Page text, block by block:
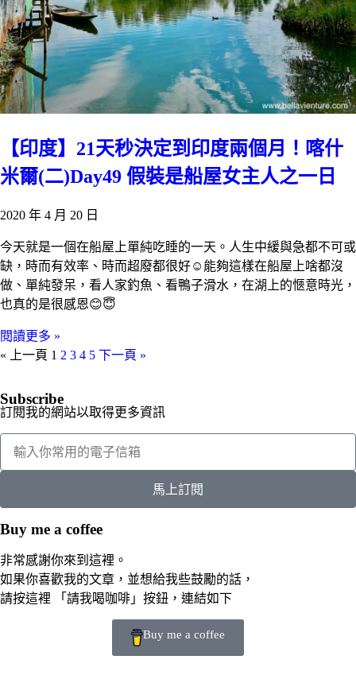
【印度】21天秒決定到印度兩個月！喀什
米爾(二)Day49 假裝是船屋女主人之一日
2020 年 4 月 20 日
今天就是一個在船屋上單純吃睡的一天。人生中緩與急都不可或
缺，時而有效率、時而超廢都很好☺️能夠這樣在船屋上啥都沒
做、單純發呆，看人家釣魚、看鴨子滑水，在湖上的愜意時光，
也真的是很感恩😊😇
閱讀更多 »
« 上一頁 1 2 3 4 5 下一頁 »
Subscribe
訂閱我的網站以取得更多資訊
馬上訂閱
Buy me a coffee
非常感謝你來到這裡。
如果你喜歡我的文章，並想給我些鼓勵的話，
請按這裡 「請我喝咖啡」按鈕，連結如下
Buy me a coffee